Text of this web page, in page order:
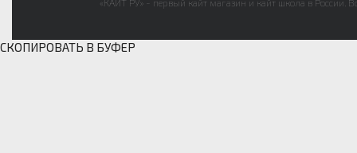
«КАЙТ РУ» - первый кайт магазин и кайт школа в России.
СКОПИРОВАТЬ В БУФЕР